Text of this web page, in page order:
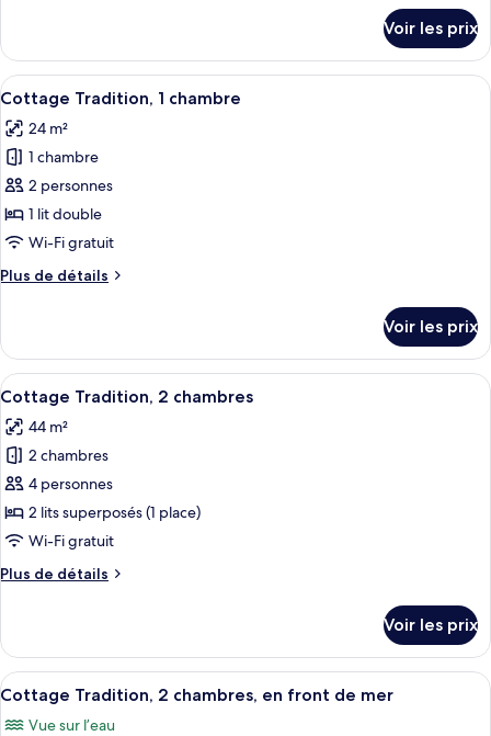
chambres,
vue
mer
le
type
de
chambre
Cottage
Standard,
chambres,
vue
mer
Voir les prix
Afficher
toutes
les
photos
pour
ce
type
chambre :
chambre
Un bâtiment en bois rouge doté
13
Cottage Tradition, 1 chambre
24 m²
1 chambre
2 personnes
1 lit double
Wi-Fi gratuit
Plus de détails
Plus
le
type
de
chambre
Cottage
Tradition,
chambre
Voir les prix
Afficher
toutes
les
photos
pour
ce
type
chambre :
2
chambres
Un bâtiment rouge doté d’une
22
Cottage Tradition, 2 chambres
44 m²
2 chambres
4 personnes
2 lits superposés (1 place)
Wi-Fi gratuit
Plus de détails
Plus
le
type
de
chambre
Cottage
Voir les prix
Afficher
toutes
Cottage Tradition, 2 chambres, en
22
Cottage Tradition, 2 chambres, en front de mer
Vue sur l’eau